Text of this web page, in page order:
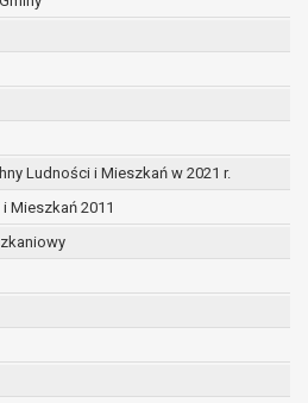
Ludności i Mieszkań w 2021 r.
Mieszkań 2011
pozyskania
przez okres wynikający z
zawartej między
instytucją, trwałości
zachowania
do celów kontrolnych.
przez
osobowych przysługuje
do treści danych oraz
ich kopii na podstawie art. 15
16 RODO,